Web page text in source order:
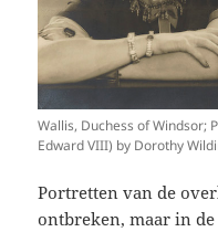
Wallis, Duchess of Windsor;
Edward VIII) by Dorothy
Portretten van de
ontbreken, maar in